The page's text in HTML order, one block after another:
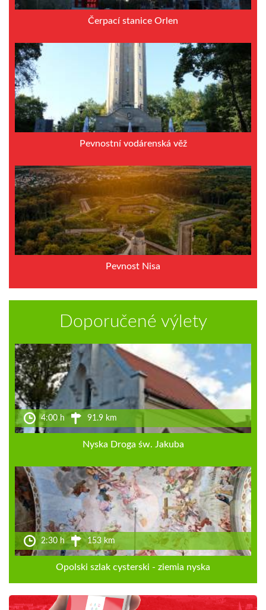
Čerpací stanice Orlen
Pevnostní vodárenská věž
Pevnost Nisa
Doporučené výlety
4:00 h 91.9 km
Nyska Droga św. Jakuba
2:30 h 153 km
Opolski szlak cysterski - ziemia nyska